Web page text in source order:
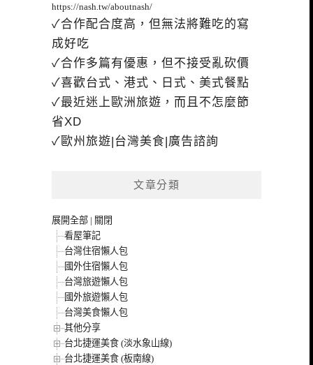
https://nash.tw/aboutnash/
✓合作配合度高，但無法將難吃的寫
成好吃
✓合作多篇有優惠，但不接受亂砍價
✓喜歡台式、港式、日式、美式餐點
✓最近迷上歐洲旅遊，而且不怎麼節
省XD
✓歐州旅遊|台灣美食|廣告諮詢
文章分類
展開全部 | 關閉
看屋筆記
台灣住宿懶人包
國外住宿懶人包
台灣旅遊懶人包
國外旅遊懶人包
台灣美食懶人包
其他分享
台北捷運美食 (淡水象山線)
台北捷運美食 (板南線)